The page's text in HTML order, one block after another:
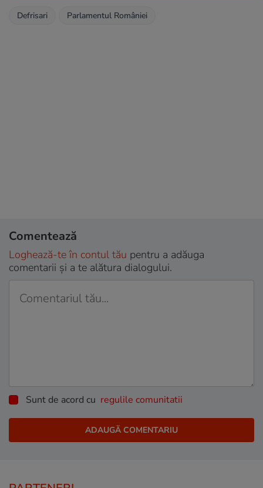
Defrisari Parlamentul României
Comentează
Loghează-te în contul tău pentru a adăuga
comentarii și a te alătura dialogului.
Sunt de acord cu regulile comunitatii